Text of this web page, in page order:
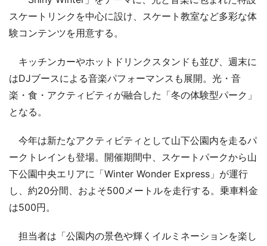
スケートリンクを中心に設け、スケート教室など多彩な体
験コンテンツを用意する。
キッチンカーやホットドリンクスタンドも並び、週末に
はDJブースによる音楽パフォーマンスも展開。光・音
楽・食・アクティビティが融合した「冬の体験型パーク」
となる。
今年は新たなアクティビティとして山下公園内を走るパ
ークトレインも登場。開催期間中、スケートパークから山
下公園中央エリアに「Winter Wonder Express」が運行
し、約20分間、およそ500メートルを走行する。乗車料金
は500円。
担当者は「公園内の景色や輝くイルミネーションを楽し